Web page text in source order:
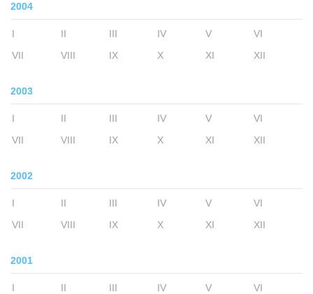
2004
I II III IV V
VI
VII
VIII IX X XI XII
2003
I II III IV V
VI
VII
VIII IX X XI XII
2002
I II III IV V
VI
VII
VIII IX X XI XII
2001
I II III IV V
VI